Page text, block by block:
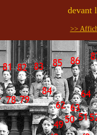
devant
>>